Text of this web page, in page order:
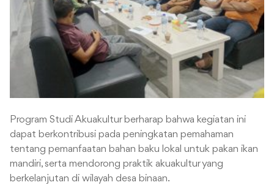
Program Studi Akuakultur berharap bahwa kegiatan ini
dapat berkontribusi pada peningkatan pemahaman
tentang pemanfaatan bahan baku lokal untuk pakan ikan
mandiri, serta mendorong praktik akuakultur yang
berkelanjutan di wilayah desa binaan.